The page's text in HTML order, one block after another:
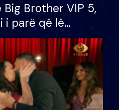
Brother VIP 5,
i parë që lë
mundësinë për
madh